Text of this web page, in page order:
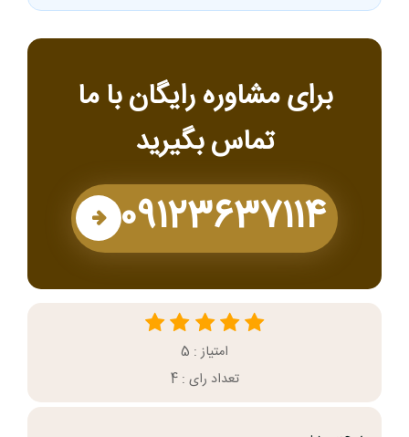
برای مشاوره رایگان با ما
تماس بگیرید
09123637114
امتیاز : 5
تعداد رای : 4